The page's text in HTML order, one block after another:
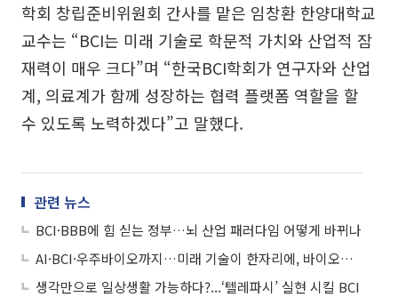
학회 창립준비위원회 간사를 맡은 임창환 한양대학교
교수는 “BCI는 미래 기술로 학문적 가치와 산업적 잠
재력이 매우 크다”며 “한국BCI학회가 연구자와 산업
계, 의료계가 함께 성장하는 협력 플랫폼 역할을 할
수 있도록 노력하겠다”고 말했다.
관련 뉴스
BCI·BBB에 힘 싣는 정부…뇌 산업 패러다임 어떻게 바뀌나
AI·BCI·우주바이오까지…미래 기술이 한자리에, 바이오코리아 2025
생각만으로 일상생활 가능하다?...‘텔레파시’ 실현 시킬 BCI